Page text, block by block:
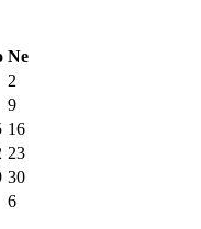
Ne
2
9
16
23
30
6